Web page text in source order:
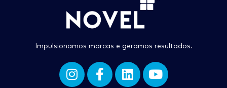
Impulsionamos marcas e geramos resultados.